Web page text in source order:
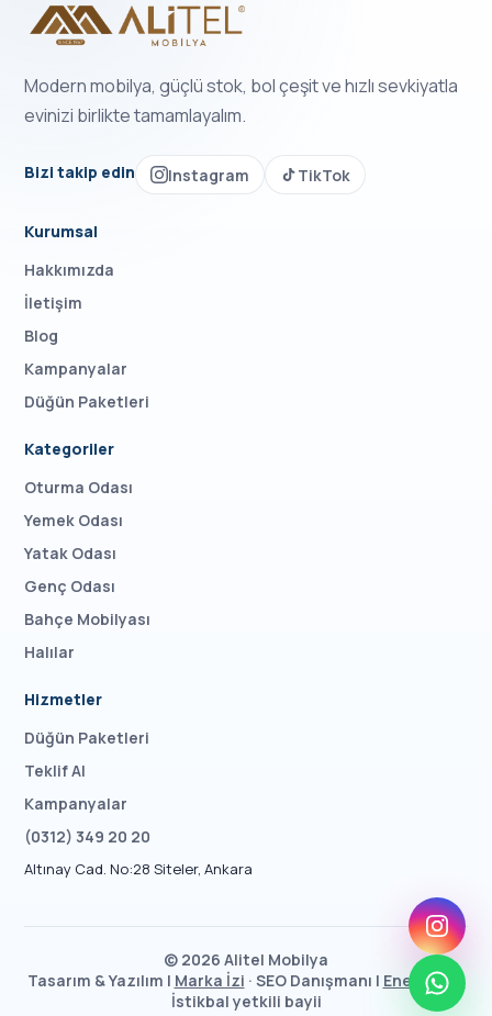
Modern mobilya, güçlü stok, bol çeşit ve hızlı sevkiyatla
evinizi birlikte tamamlayalım.
Bizi takip edin Instagram TikTok
Kurumsal
Hakkımızda
İletişim
Blog
Kampanyalar
Düğün Paketleri
Kategoriler
Oturma Odası
Yemek Odası
Yatak Odası
Genç Odası
Bahçe Mobilyası
Halılar
Hizmetler
Düğün Paketleri
Teklif Al
Kampanyalar
(0312) 349 20 20
Altınay Cad. No:28 Siteler, Ankara
© 2026 Alitel Mobilya
Tasarım & Yazılım | Marka İzi · SEO Danışmanı | Enes Taşcı
İstikbal yetkili bayii